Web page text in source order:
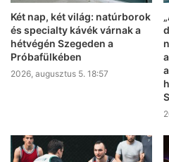
Két nap, két világ: natúrborok
és specialty kávék várnak a
hétvégén Szegeden a
Próbafülkében
2026, augusztus 5. 18:57